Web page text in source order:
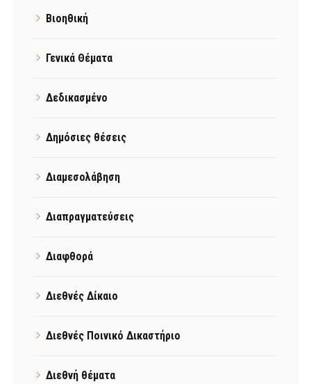
Βιοηθική
Γενικά Θέματα
Δεδικασμένο
Δημόσιες θέσεις
Διαμεσολάβηση
Διαπραγματεύσεις
Διαφθορά
Διεθνές Δίκαιο
Διεθνές Ποινικό Δικαστήριο
Διεθνή θέματα